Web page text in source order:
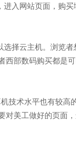
入网站页面，购买
择云主机。浏览
部数码购买都是
技术水平也有较高
对美工做好的页面